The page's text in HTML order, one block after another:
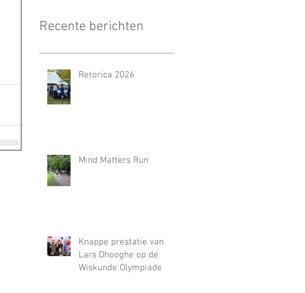
Recente berichten
Retorica 2026
Mind Matters Run
Knappe prestatie van
Lars Dhooghe op de
Wiskunde Olympiade